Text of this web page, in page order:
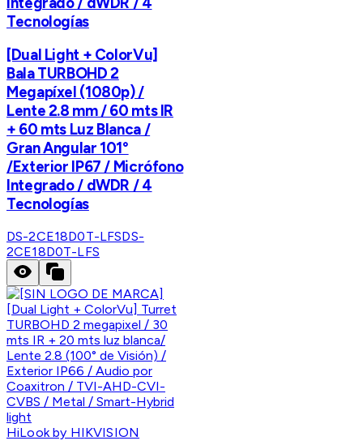
Tecnologías
[Dual Light + ColorVu]
Bala TURBOHD 2
Megapíxel (1080p) /
Lente 2.8 mm / 60 mts IR
+ 60 mts Luz Blanca /
Gran Angular 101°
/Exterior IP67 / Micrófono
Integrado / dWDR / 4
Tecnologías
DS-2CE18D0T-LFSDS-
2CE18D0T-LFS
HiLook by HIKVISION